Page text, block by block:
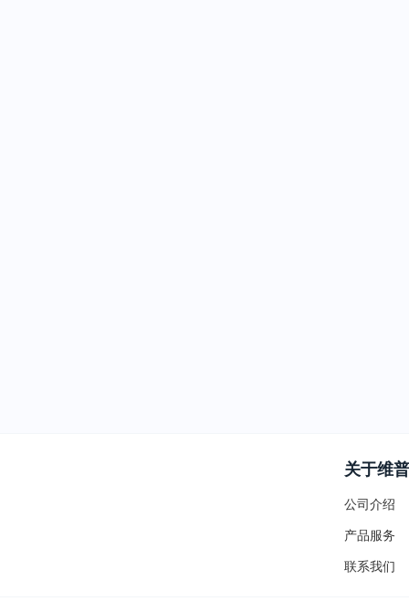
关于维普
公司介绍
产品服务
联系我们